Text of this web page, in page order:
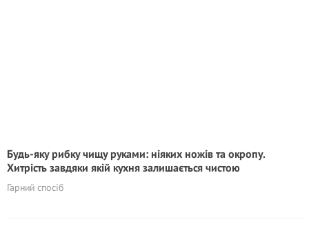
Будь-яку рибку чищу руками: ніяких ножів та окропу.
Хитрість завдяки якій кухня залишається чистою
Гарний спосіб